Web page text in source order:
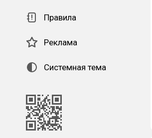
Правила
Реклама
Системная тема